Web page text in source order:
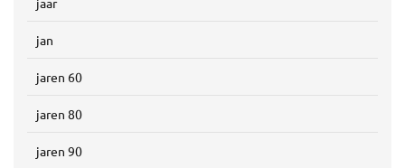
jan
jaren 60
jaren 80
jaren 90